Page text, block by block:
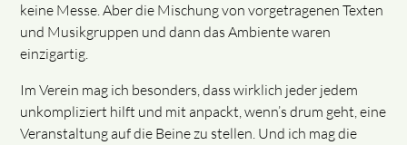
keine Messe. Aber die Mischung von vorgetragenen Texten
und Musikgruppen und dann das Ambiente waren
einzigartig.
Im Verein mag ich besonders, dass wirklich jeder jedem
unkompliziert hilft und mit anpackt, wenn’s drum geht, eine
Veranstaltung auf die Beine zu stellen. Und ich mag die